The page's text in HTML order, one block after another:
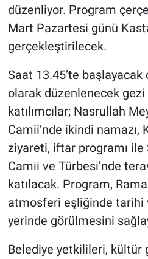
düzenliyor. Program
Mart Pazartesi günü
gerçekleştirilecek.
Saat 13.45’te
olarak düzenlenecek gezi
katılımcılar; Nasrullah
Camii’nde ikindi namazı,
ziyareti, iftar programı ile
Camii ve Türbesi’nde
katılacak. Program,
atmosferi eşliğinde tarihi
yerinde görülmesini
Belediye yetkilileri, kültür